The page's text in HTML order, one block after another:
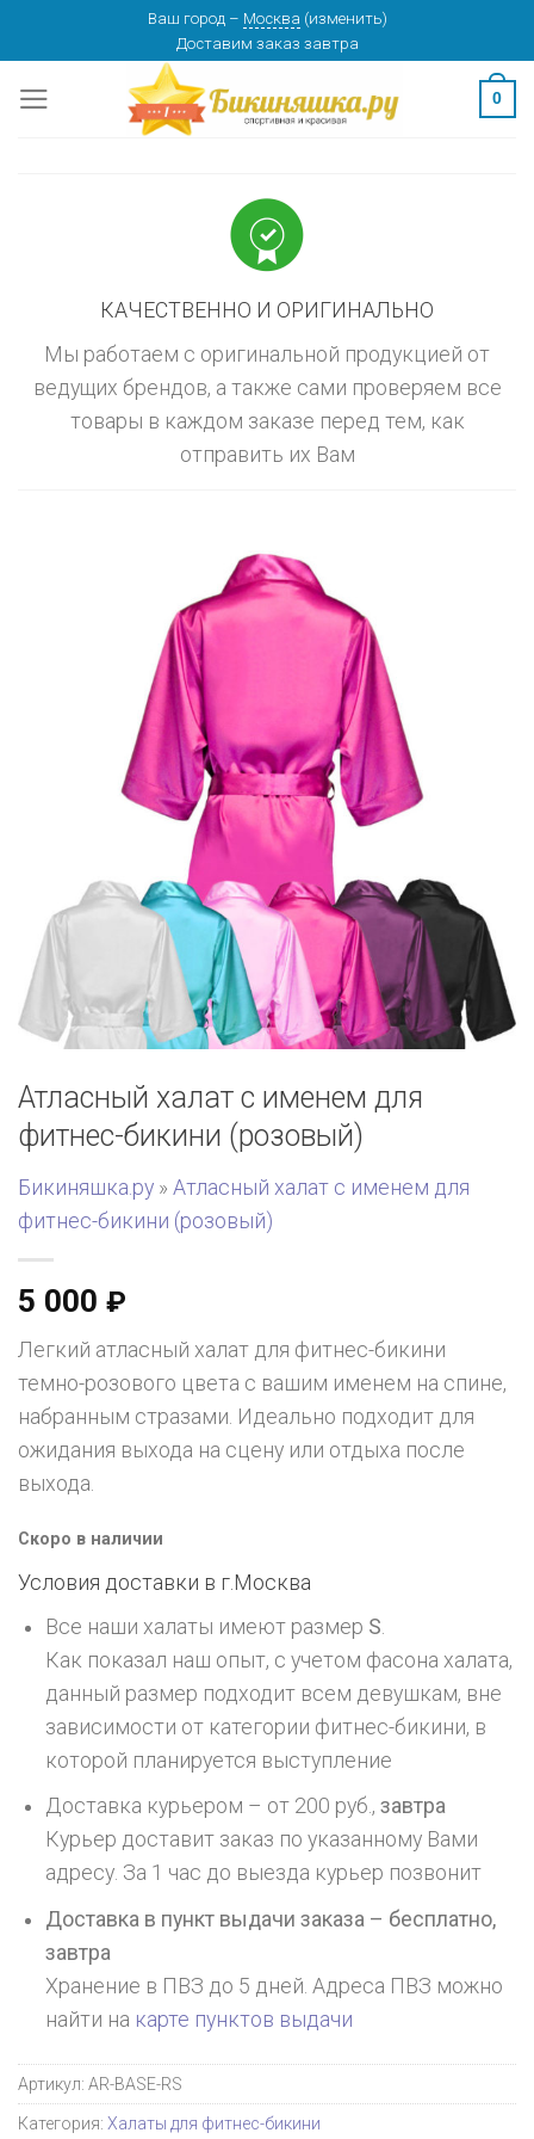
content
Ваш город – Москва (изменить)
Доставим заказ завтра
0
КАЧЕСТВЕННО И ОРИГИНАЛЬНО
Мы работаем с оригинальной продукцией от
ведущих брендов, а также сами проверяем все
товары в каждом заказе перед тем, как
отправить их Вам
Атласный халат с именем для
фитнес-бикини (розовый)
Бикиняшка.ру » Атласный халат с именем для
фитнес-бикини (розовый)
5 000 ₽
Легкий атласный халат для фитнес-бикини
темно-розового цвета с вашим именем на спине,
набранным стразами. Идеально подходит для
ожидания выхода на сцену или отдыха после
выхода.
Скоро в наличии
изменить
Условия доставки в г. Москва
Все наши халаты имеют размер S
Как показал наш опыт, с учетом фасона халата,
данный размер подходит всем девушкам, вне
зависимости от категории фитнес-бикини, в
которой планируется выступление
Доставка курьером – от 200 руб.,завтра
Курьер доставит заказ по указанному Вами
адресу. За 1 час до выезда курьер позвонит
Доставка в пункт выдачи заказа – бесплатно,
завтра
Хранение в ПВЗ до 5 дней. Адреса ПВЗ можно
найти на карте пунктов выдачи
Артикул: AR-BASE-RS
Категория: Халаты для фитнес-бикини